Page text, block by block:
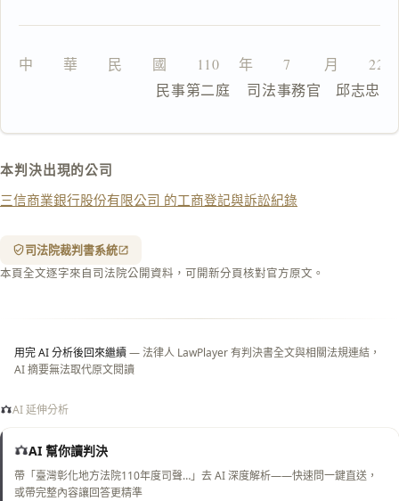
中　　華　　民　　國　　110 　年　　7 　　月　　22
                  民事第二庭    司法事務官　邱志忠
本判決出現的公司
三信商業銀行股份有限公司 的工商登記與訴訟紀錄
司法院裁判書系統
本頁全文逐字來自司法院公開資料，可開新分頁核對官方原文。
用完 AI 分析後回來繼續— 法律人 LawPlayer 有判決書全文與相關法規連結，
AI 摘要無法取代原文閱讀
AI 延伸分析
AI 幫你讀判決
帶「臺灣彰化地方法院110年度司聲…」去 AI 深度解析——快速問一鍵直送，
或帶完整內容讓回答更精準
全